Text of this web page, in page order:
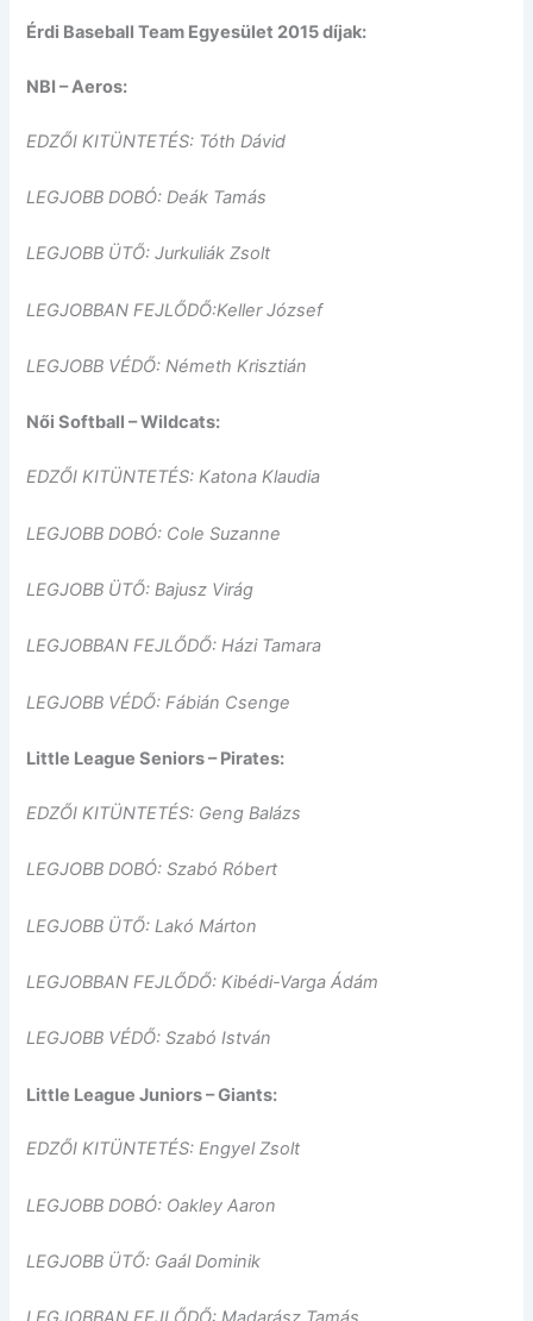
Érdi Baseball Team Egyesület 2015 díjak:
NBI – Aeros:
EDZŐI KITÜNTETÉS: Tóth Dávid
LEGJOBB DOBÓ: Deák Tamás
LEGJOBB ÜTŐ: Jurkuliák Zsolt
LEGJOBBAN FEJLŐDŐ:Keller József
LEGJOBB VÉDŐ: Németh Krisztián
Női Softball – Wildcats:
EDZŐI KITÜNTETÉS: Katona Klaudia
LEGJOBB DOBÓ: Cole Suzanne
LEGJOBB ÜTŐ: Bajusz Virág
LEGJOBBAN FEJLŐDŐ: Házi Tamara
LEGJOBB VÉDŐ: Fábián Csenge
Little League Seniors – Pirates:
EDZŐI KITÜNTETÉS: Geng Balázs
LEGJOBB DOBÓ: Szabó Róbert
LEGJOBB ÜTŐ: Lakó Márton
LEGJOBBAN FEJLŐDŐ: Kibédi-Varga Ádám
LEGJOBB VÉDŐ: Szabó István
Little League Juniors – Giants:
EDZŐI KITÜNTETÉS: Engyel Zsolt
LEGJOBB DOBÓ: Oakley Aaron
LEGJOBB ÜTŐ: Gaál Dominik